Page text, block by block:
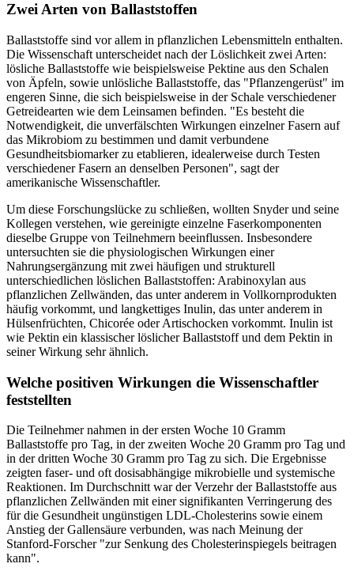
Zwei Arten von Ballaststoffen
Ballaststoffe sind vor allem in pflanzlichen Lebensmitteln enthalten.
Die Wissenschaft unterscheidet nach der Löslichkeit zwei Arten:
lösliche Ballaststoffe wie beispielsweise Pektine aus den Schalen
von Äpfeln, sowie unlösliche Ballaststoffe, das "Pflanzengerüst" im
engeren Sinne, die sich beispielsweise in der Schale verschiedener
Getreidearten wie dem Leinsamen befinden. "Es besteht die
Notwendigkeit, die unverfälschten Wirkungen einzelner Fasern auf
das Mikrobiom zu bestimmen und damit verbundene
Gesundheitsbiomarker zu etablieren, idealerweise durch Testen
verschiedener Fasern an denselben Personen", sagt der
amerikanische Wissenschaftler.
Um diese Forschungslücke zu schließen, wollten Snyder und seine
Kollegen verstehen, wie gereinigte einzelne Faserkomponenten
dieselbe Gruppe von Teilnehmern beeinflussen. Insbesondere
untersuchten sie die physiologischen Wirkungen einer
Nahrungsergänzung mit zwei häufigen und strukturell
unterschiedlichen löslichen Ballaststoffen: Arabinoxylan aus
pflanzlichen Zellwänden, das unter anderem in Vollkornprodukten
häufig vorkommt, und langkettiges Inulin, das unter anderem in
Hülsenfrüchten, Chicorée oder Artischocken vorkommt. Inulin ist
wie Pektin ein klassischer löslicher Ballaststoff und dem Pektin in
seiner Wirkung sehr ähnlich.
Welche positiven Wirkungen die Wissenschaftler
feststellten
Die Teilnehmer nahmen in der ersten Woche 10 Gramm
Ballaststoffe pro Tag, in der zweiten Woche 20 Gramm pro Tag und
in der dritten Woche 30 Gramm pro Tag zu sich. Die Ergebnisse
zeigten faser- und oft dosisabhängige mikrobielle und systemische
Reaktionen. Im Durchschnitt war der Verzehr der Ballaststoffe aus
pflanzlichen Zellwänden mit einer signifikanten Verringerung des
für die Gesundheit ungünstigen LDL-Cholesterins sowie einem
Anstieg der Gallensäure verbunden, was nach Meinung der
Stanford-Forscher "zur Senkung des Cholesterinspiegels beitragen
kann".